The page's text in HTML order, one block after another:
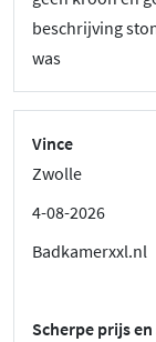
beschrijving
was
Vince
Zwolle
4-08-2026
Badkamerxxl.nl
Scherpe prijs